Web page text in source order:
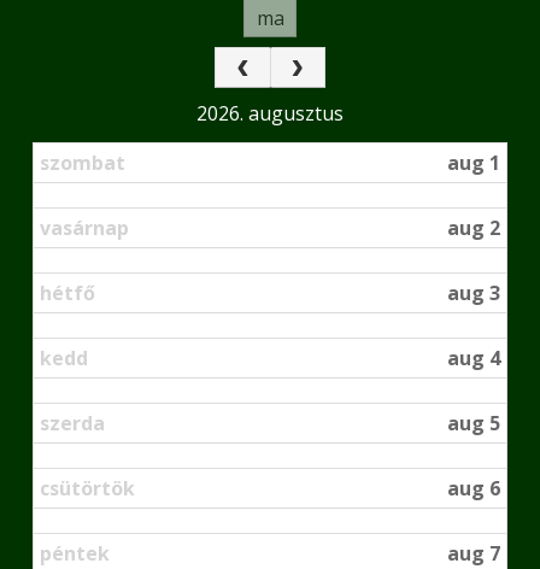
ma
2026. augusztus
szombat
aug 1
vasárnap aug 2
hétfő aug 3
kedd aug 4
szerda aug 5
csütörtök aug 6
péntek aug 7